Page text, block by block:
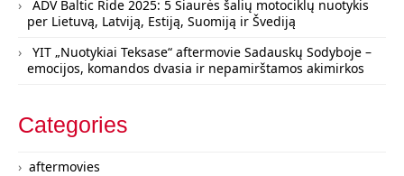
ADV Baltic Ride 2025: 5 Šiaurės šalių motociklų nuotykis
per Lietuvą, Latviją, Estiją, Suomiją ir Švediją
YIT „Nuotykiai Teksase“ aftermovie Sadauskų Sodyboje –
emocijos, komandos dvasia ir nepamirštamos akimirkos
Categories
aftermovies